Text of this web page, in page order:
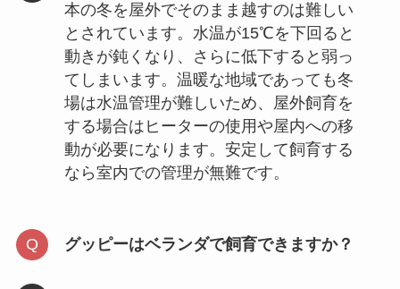
本の冬を屋外でそのまま越すのは難しい
とされています。水温が15℃を下回ると
動きが鈍くなり、さらに低下すると弱っ
てしまいます。温暖な地域であっても冬
場は水温管理が難しいため、屋外飼育を
する場合はヒーターの使用や屋内への移
動が必要になります。安定して飼育する
なら室内での管理が無難です。
グッピーはベランダで飼育できますか？